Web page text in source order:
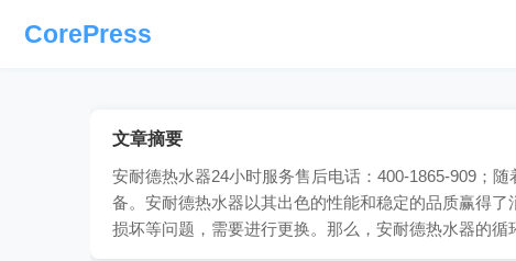
CorePress
文章摘要
安耐德热水器24小时服务售后电话：400-1865-909；
备。安耐德热水器以其出色的性能和稳定的品质赢得
损坏等问题，需要进行更换。那么，安耐德热水器的